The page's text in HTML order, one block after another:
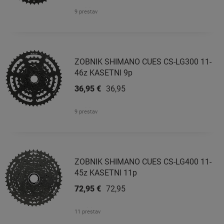
9 prestav
ZOBNIK SHIMANO CUES CS-LG300 11-
46z KASETNI 9p
9 prestav
36,95 €
36,95 €
ZOBNIK SHIMANO CUES CS-LG400 11-
45z KASETNI 11p
11 prestav
72,95 €
72,95 €